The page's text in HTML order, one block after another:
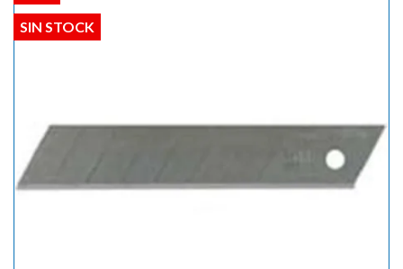
SIN STOCK